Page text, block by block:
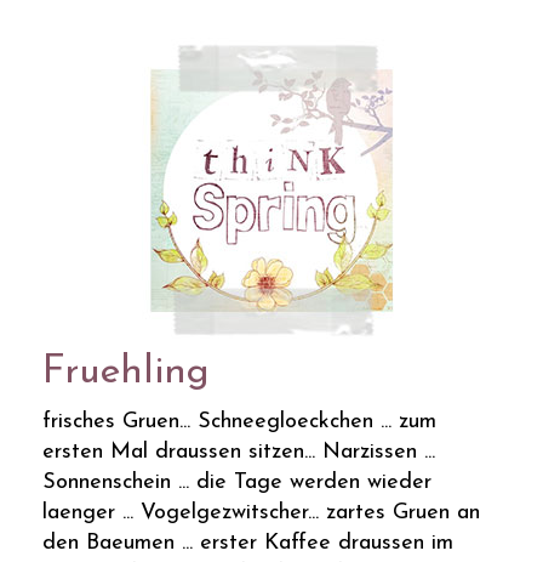
Fruehling
frisches Gruen... Schneegloeckchen ... zum
ersten Mal draussen sitzen... Narzissen ...
Sonnenschein ... die Tage werden wieder
laenger ... Vogelgezwitscher... zartes Gruen an
den Baeumen ... erster Kaffee draussen im